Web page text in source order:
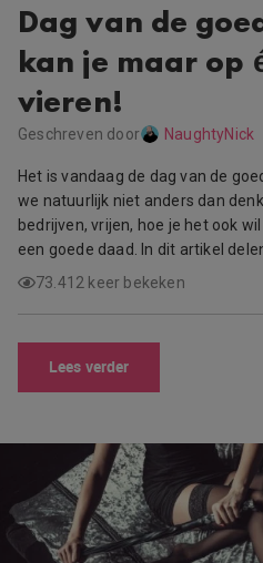
Dag van de
kan je maar op
vieren!
Geschreven door NaughtyNick
Het is vandaag de dag van de
we natuurlijk niet anders dan
bedrijven, vrijen, hoe je het ook
een goede daad. In dit artikel
73.412 keer bekeken
Lees verder